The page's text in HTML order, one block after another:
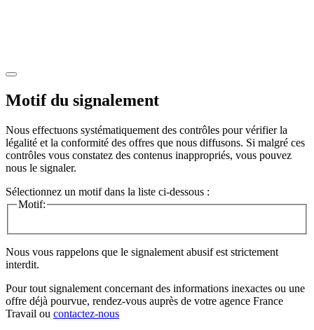
Motif du signalement
Nous effectuons systématiquement des contrôles pour vérifier la
légalité et la conformité des offres que nous diffusons. Si malgré ces
contrôles vous constatez des contenus inappropriés, vous pouvez
nous le signaler.
Sélectionnez un motif dans la liste ci-dessous :
Motif:
Nous vous rappelons que le signalement abusif est strictement
interdit.
Pour tout signalement concernant des informations inexactes ou une
offre déjà pourvue, rendez-vous auprès de votre agence France
Travail ou contactez-nous